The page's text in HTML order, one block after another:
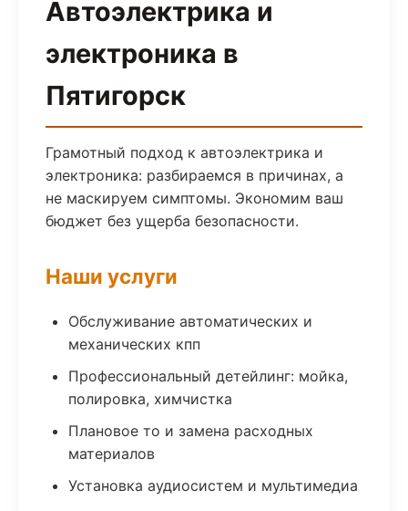
Автоэлектрика и
электроника в
Пятигорск
Грамотный подход к автоэлектрика и
электроника: разбираемся в причинах, а
не маскируем симптомы. Экономим ваш
бюджет без ущерба безопасности.
Наши услуги
Обслуживание автоматических и
механических кпп
Профессиональный детейлинг: мойка,
полировка, химчистка
Плановое то и замена расходных
материалов
Установка аудиосистем и мультимедиа